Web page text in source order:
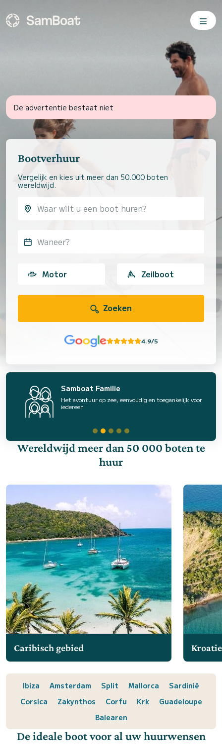
De advertentie bestaat niet
Bootverhuur
Vergelijk en kies uit meer dan 50.000 boten
wereldwijd.
Waneer?
Motor Zeilboot
Zoeken
4.9/5
Samboat Familie
Het avontuur op zee, eenvoudig en toegankelijk voor
iedereen
Wereldwijd meer dan 50 000 boten te
huur
Caribisch gebied Kroatie
Ibiza Amsterdam Split Mallorca
Sardinië
Corsica
Zakynthos Corfu Krk
Guadeloupe
Balearen
De ideale boot voor al uw huurwensen